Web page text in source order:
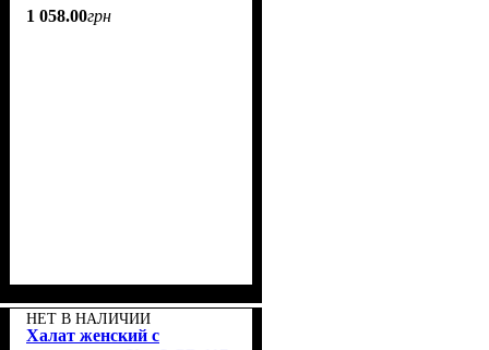
1 058.00грн
НЕТ В НАЛИЧИИ
Халат женский с